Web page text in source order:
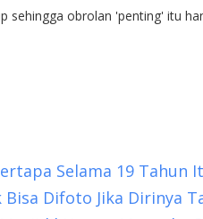
sehingga obrolan 'penting' itu
Selama 19 Tahun
Bisa Difoto Jika Dirinya